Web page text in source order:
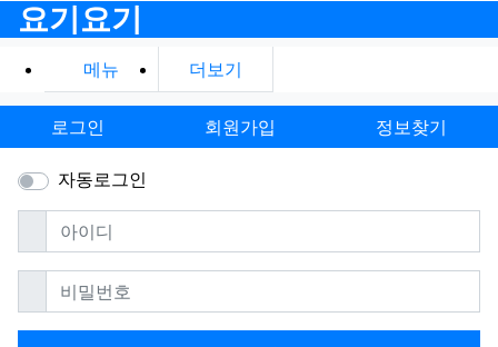
요기요기
메뉴 더보기
로그인 회원가입 정보찾기
자동로그인
아이디필수
비밀번호필수